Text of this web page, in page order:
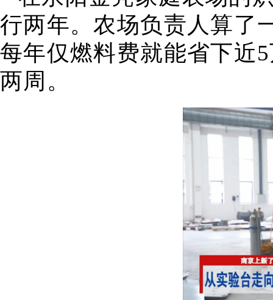
行两年。农场负责人算了
每年仅燃料费就能省下近
两周。